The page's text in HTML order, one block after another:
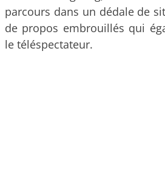
parcours dans un dédale de
de propos embrouillés qui
le téléspectateur.